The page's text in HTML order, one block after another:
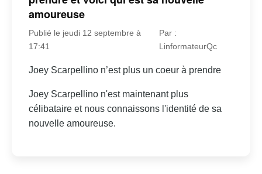
amoureuse
Publié le jeudi 12 septembre à
17:41
Par :
LinformateurQc
Joey Scarpellino n’est plus un coeur à prendre
Joey Scarpellino n'est maintenant plus
célibataire et nous connaissons l'identité de sa
nouvelle amoureuse.